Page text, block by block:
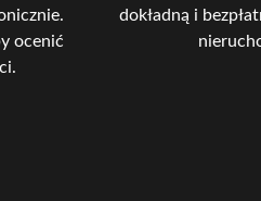
ocenić
dokładną i